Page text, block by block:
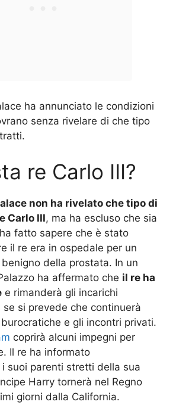
ha annunciato le condizioni
senza rivelare di che tipo
re Carlo III?
non ha rivelato che tipo di
Carlo III, ma ha escluso che sia
fatto sapere che è stato
il re era in ospedale per un
della prostata. In un
ha affermato che il re ha
e rimanderà gli incarichi
si prevede che continuerà
e gli incontri privati.
coprirà alcuni impegni per
Il re ha informato
suoi parenti stretti della sua
Harry tornerà nel Regno
giorni dalla California.